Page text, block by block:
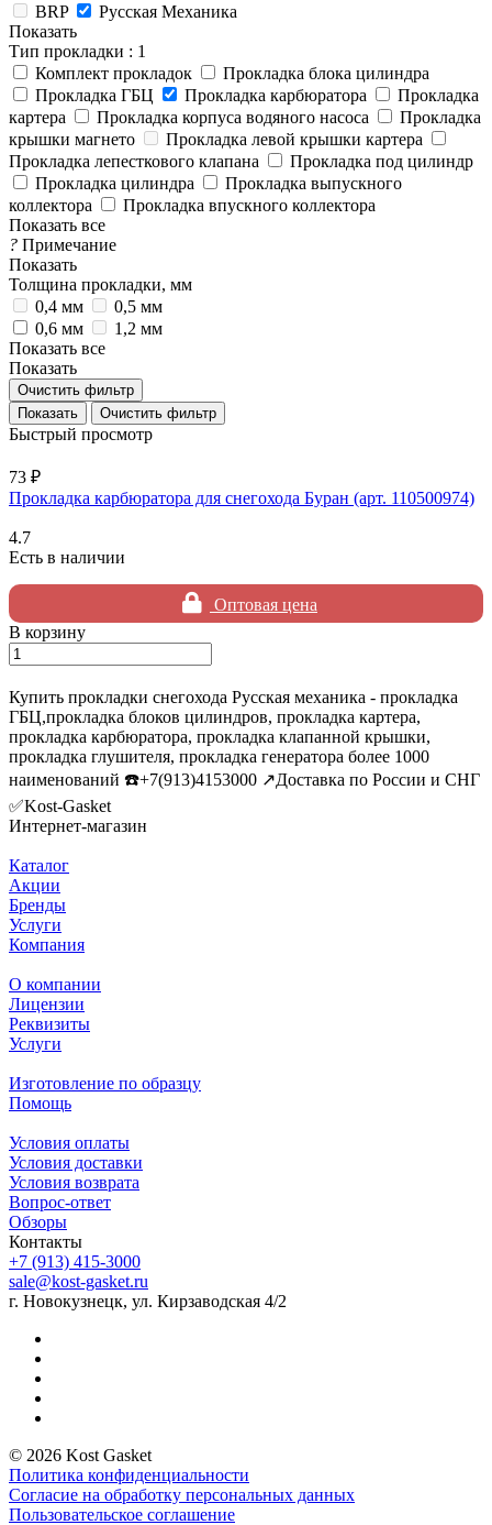
BRP
Русская Механика
Показать
Тип прокладки : 1
Комплект прокладок
Прокладка блока цилиндра
Прокладка ГБЦ
Прокладка карбюратора
Прокладка
картера
Прокладка корпуса водяного насоса
Прокладка
крышки магнето
Прокладка левой крышки картера
Прокладка лепесткового клапана
Прокладка под цилиндр
Прокладка цилиндра
Прокладка выпускного
коллектора
Прокладка впускного коллектора
Показать все
? Примечание
Показать
Толщина прокладки, мм
0,4 мм
0,5 мм
0,6 мм
1,2 мм
Показать все
Показать
Очистить фильтр
Очистить фильтр
Быстрый просмотр
73 ₽
Прокладка карбюратора для снегохода Буран (арт. 110500974)
4.7
Есть в наличии
Оптовая цена
В корзину
Купить прокладки снегохода Русская механика - прокладка
ГБЦ,прокладка блоков цилиндров, прокладка картера,
прокладка карбюратора, прокладка клапанной крышки,
прокладка глушителя, прокладка генератора более 1000
наименований ☎️+7(913)4153000 ↗️Доставка по России и СНГ
✅Kost-Gasket
Интернет-магазин
Каталог
Акции
Бренды
Услуги
Компания
О компании
Лицензии
Реквизиты
Услуги
Изготовление по образцу
Помощь
Условия оплаты
Условия доставки
Условия возврата
Вопрос-ответ
Обзоры
Контакты
+7 (913) 415-3000
sale@kost-gasket.ru
г. Новокузнецк, ул. Кирзаводская 4/2
© 2026 Kost Gasket
Политика конфиденциальности
Согласие на обработку персональных данных
Пользовательское соглашение